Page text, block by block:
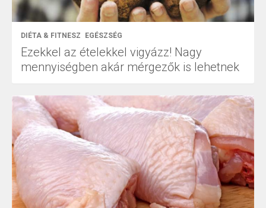
DIÉTA & FITNESZ EGÉSZSÉG
Ezekkel az ételekkel vigyázz! Nagy
mennyiségben akár mérgezők is lehetnek